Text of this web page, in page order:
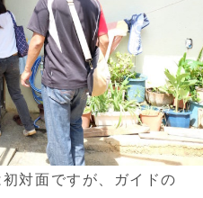
対面ですが、ガイドの